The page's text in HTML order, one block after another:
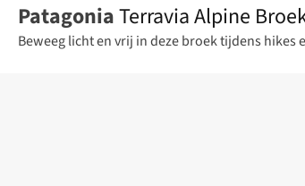
PatagoniaTerravia Alpine
Beweeg licht en vrij in deze broek tijdens hikes